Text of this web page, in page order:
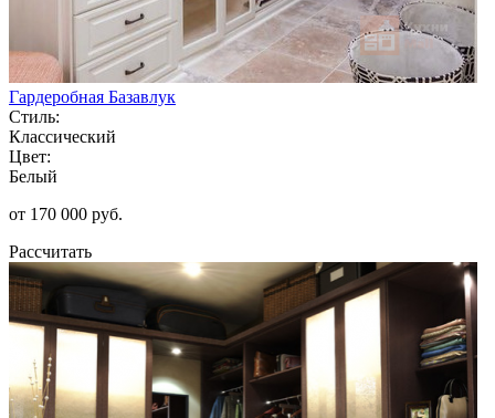
Гардеробная Базавлук
Стиль:
Классический
Цвет:
Белый
от 170 000 руб.
Рассчитать